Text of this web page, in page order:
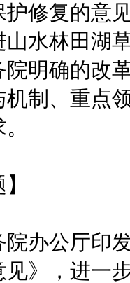
护修复的意
水林田湖
明确的改
制、重点
公厅印发
》，进一